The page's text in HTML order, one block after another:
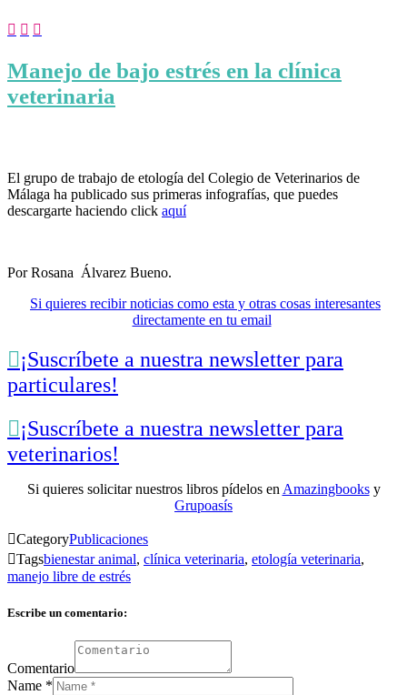
  
Manejo de bajo estrés en la clínica
veterinaria
El grupo de trabajo de etología del Colegio de Veterinarios de
Málaga ha publicado sus primeras infografías, que puedes
descargarte haciendo click aquí
Por Rosana Álvarez Bueno.
Si quieres recibir noticias como esta y otras cosas interesantes
directamente en tu email
¡Suscríbete a nuestra newsletter para
particulares!
¡Suscríbete a nuestra newsletter para
veterinarios!
Si quieres solicitar nuestros libros pídelos enAmazingbooksy
Grupoasís
CategoryPublicaciones
Tagsbienestar animal, clínica veterinaria, etología veterinaria,
manejo libre de estrés
Escribe un comentario:
Comentario
Name *